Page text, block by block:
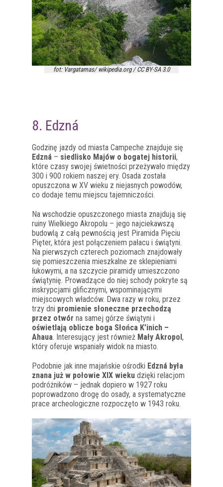
fot: Vargatamas/ wikipedia.org / CC BY-SA 3.0
8. Edzná
Godzinę jazdy od miasta Campeche znajduje się
Edzná – siedlisko Majów o bogatej historii,
które czasy swojej świetności przeżywało między
300 i 900 rokiem naszej ery. Osada została
opuszczona w XV wieku z niejasnych powodów,
co dodaje temu miejscu tajemniczości.
Na wschodzie opuszczonego miasta znajdują się
ruiny Wielkiego Akropolu – jego najciekawszą
budowlą z całą pewnością jest Piramida Pięciu
Pięter, która jest połączeniem pałacu i świątyni.
Na pierwszych czterech poziomach znajdowały
się pomieszczenia mieszkalne ze sklepieniami
łukowymi, a na szczycie piramidy umieszczono
świątynię. Prowadzące do niej schody pokryte są
inskrypcjami glificznymi, wspominającymi
miejscowych władców. Dwa razy w roku, przez
trzy dni promienie słoneczne przechodzą
przez otwór na samej górze świątyni i
oświetlają oblicze boga Słońca K’inich –
Ahaua. Interesujący jest również Mały Akropol ,
który oferuje wspaniały widok na miasto.
Podobnie jak inne majańskie ośrodki Edzná była
znana już w połowie XIX wieku dzięki relacjom
podróżników – jednak dopiero w 1927 roku
poprowadzono drogę do osady, a systematyczne
prace archeologiczne rozpoczęto w 1943 roku.